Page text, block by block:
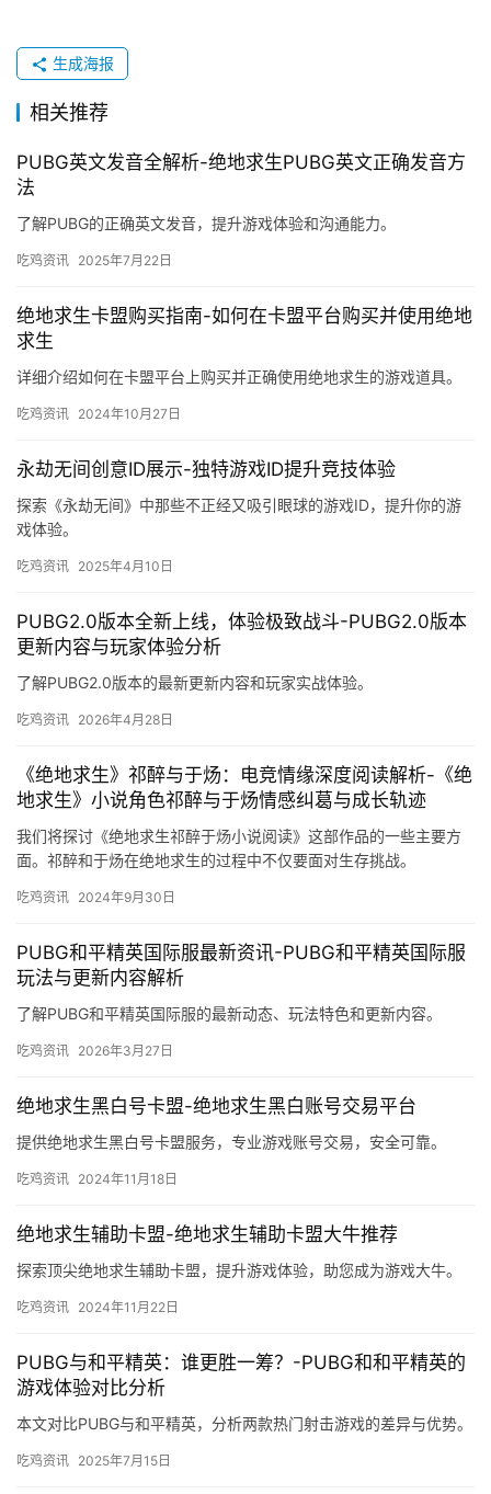
生成海报
相关推荐
PUBG英文发音全解析-绝地求生PUBG英文正确发音方
法
了解PUBG的正确英文发音，提升游戏体验和沟通能力。
吃鸡资讯 2025年7月22日
绝地求生卡盟购买指南-如何在卡盟平台购买并使用绝地
求生
详细介绍如何在卡盟平台上购买并正确使用绝地求生的游戏道具。
吃鸡资讯 2024年10月27日
永劫无间创意ID展示-独特游戏ID提升竞技体验
探索《永劫无间》中那些不正经又吸引眼球的游戏ID，提升你的游
戏体验。
吃鸡资讯 2025年4月10日
PUBG2.0版本全新上线，体验极致战斗-PUBG2.0版本
更新内容与玩家体验分析
了解PUBG2.0版本的最新更新内容和玩家实战体验。
吃鸡资讯 2026年4月28日
《绝地求生》祁醉与于炀：电竞情缘深度阅读解析-《绝
地求生》小说角色祁醉与于炀情感纠葛与成长轨迹
我们将探讨《绝地求生祁醉于炀小说阅读》这部作品的一些主要方
面。祁醉和于炀在绝地求生的过程中不仅要面对生存挑战。
吃鸡资讯 2024年9月30日
PUBG和平精英国际服最新资讯-PUBG和平精英国际服
玩法与更新内容解析
了解PUBG和平精英国际服的最新动态、玩法特色和更新内容。
吃鸡资讯 2026年3月27日
绝地求生黑白号卡盟-绝地求生黑白账号交易平台
提供绝地求生黑白号卡盟服务，专业游戏账号交易，安全可靠。
吃鸡资讯 2024年11月18日
绝地求生辅助卡盟-绝地求生辅助卡盟大牛推荐
探索顶尖绝地求生辅助卡盟，提升游戏体验，助您成为游戏大牛。
吃鸡资讯 2024年11月22日
PUBG与和平精英：谁更胜一筹？-PUBG和和平精英的
游戏体验对比分析
本文对比PUBG与和平精英，分析两款热门射击游戏的差异与优势。
吃鸡资讯 2025年7月15日